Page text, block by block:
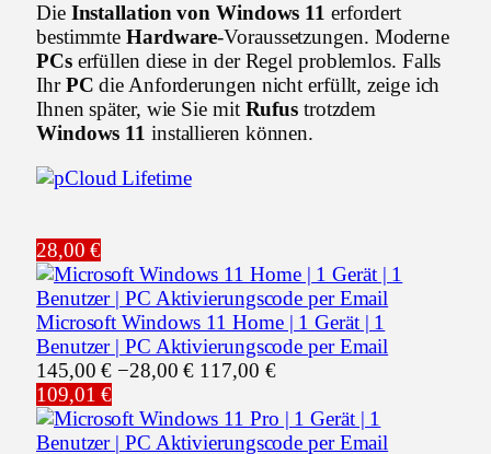
Die Installation von Windows 11 erfordert
bestimmteHardware-Voraussetzungen. Moderne
PCserfüllen diese in der Regel problemlos. Falls
IhrPC die Anforderungen nicht erfüllt, zeige ich
Ihnen später, wie Sie mit Rufus trotzdem
Windows 11 installieren können.
28,00 €
Microsoft Windows 11 Home | 1 Gerät | 1
Benutzer | PC Aktivierungscode per Email
145,00 € −28,00 € 117,00 €
109,01 €